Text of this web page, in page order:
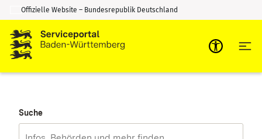
Zum Inhalt springen
Zur Suche springen
Offizielle Website – Bundesrepublik Deutschland
Suche